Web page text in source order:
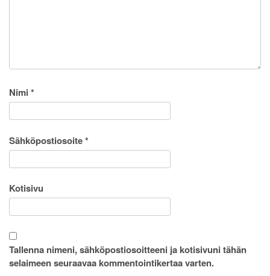
Nimi *
Sähköpostiosoite*
Kotisivu
Tallenna nimeni, sähköpostiosoitteeni ja kotisivuni tähän
selaimeen seuraavaa kommentointikertaa varten.